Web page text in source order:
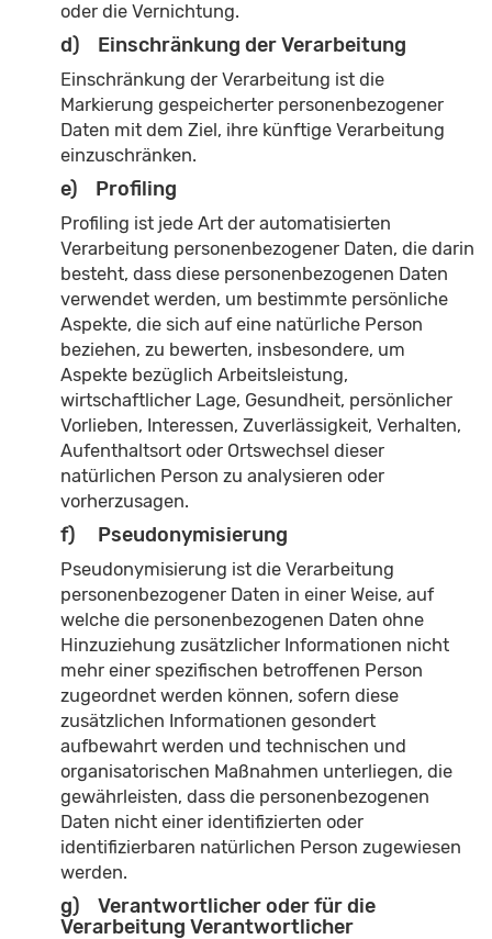
oder die Vernichtung.
d) Einschränkung der Verarbeitung
Einschränkung der Verarbeitung ist die
Markierung gespeicherter personenbezogener
Daten mit dem Ziel, ihre künftige Verarbeitung
einzuschränken.
e) Profiling
Profiling ist jede Art der automatisierten
Verarbeitung personenbezogener Daten, die darin
besteht, dass diese personenbezogenen Daten
verwendet werden, um bestimmte persönliche
Aspekte, die sich auf eine natürliche Person
beziehen, zu bewerten, insbesondere, um
Aspekte bezüglich Arbeitsleistung,
wirtschaftlicher Lage, Gesundheit, persönlicher
Vorlieben, Interessen, Zuverlässigkeit, Verhalten,
Aufenthaltsort oder Ortswechsel dieser
natürlichen Person zu analysieren oder
vorherzusagen.
f) Pseudonymisierung
Pseudonymisierung ist die Verarbeitung
personenbezogener Daten in einer Weise, auf
welche die personenbezogenen Daten ohne
Hinzuziehung zusätzlicher Informationen nicht
mehr einer spezifischen betroffenen Person
zugeordnet werden können, sofern diese
zusätzlichen Informationen gesondert
aufbewahrt werden und technischen und
organisatorischen Maßnahmen unterliegen, die
gewährleisten, dass die personenbezogenen
Daten nicht einer identifizierten oder
identifizierbaren natürlichen Person zugewiesen
werden.
g) Verantwortlicher oder für die
Verarbeitung Verantwortlicher